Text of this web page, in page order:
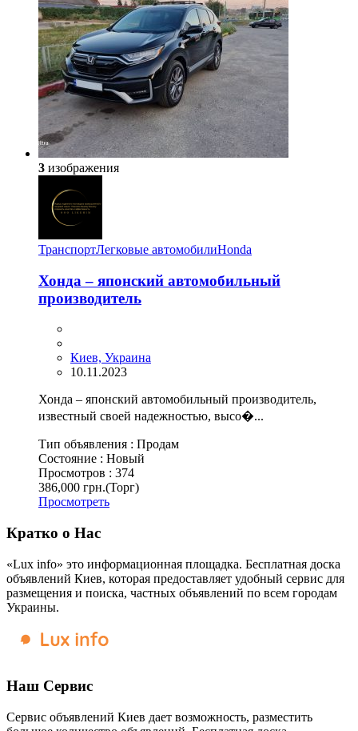
3 изображения
ТранспортЛегковые автомобилиHonda
​Хонда – японский автомобильный
производитель
Киев, Украина
10.11.2023
Хонда – японский автомобильный производитель,
известный своей надежностью, высо�...
Тип объявления : Продам
Состояние : Новый
Просмотров : 374
386,000 грн.(Торг)
Просмотреть
Кратко о Нас
«Lux info» это информационная площадка. Бесплатная доска
объявлений Киев, которая предоставляет удобный сервис для
размещения и поиска, частных объявлений по всем городам
Украины.
Наш Сервис
Сервис объявлений Киев дает возможность, разместить